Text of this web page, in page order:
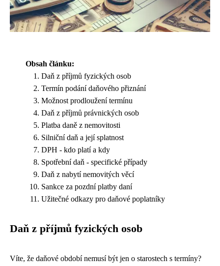
Obsah článku:
Daň z příjmů fyzických osob
Termín podání daňového přiznání
Možnost prodloužení termínu
Daň z příjmů právnických osob
Platba daně z nemovitosti
Silniční daň a její splatnost
DPH - kdo platí a kdy
Spotřební daň - specifické případy
Daň z nabytí nemovitých věcí
Sankce za pozdní platby daní
Užitečné odkazy pro daňové poplatníky
Daň z příjmů fyzických osob
Víte, že daňové období nemusí být jen o starostech s termíny?